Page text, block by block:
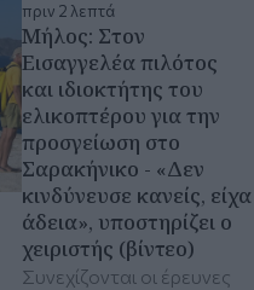
πριν 2 λεπτά
Μήλος: Στον
Εισαγγελέα πιλότος
και ιδιοκτήτης του
ελικοπτέρου για την
προσγείωση στο
Σαρακήνικο - «Δεν
κινδύνευσε κανείς, είχα
άδεια», υποστηρίζει ο
χειριστής (βίντεο)
Συνεχίζονται οι έρευνες